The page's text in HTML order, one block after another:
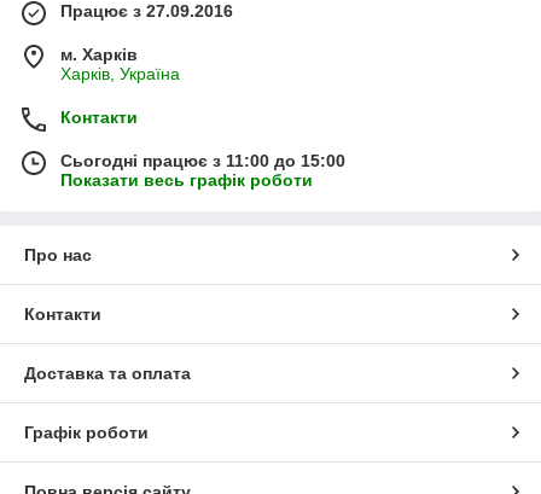
Працює з 27.09.2016
м. Харків
Харків, Україна
Контакти
Сьогодні працює з 11:00 до 15:00
Показати весь графік роботи
Про нас
Контакти
Доставка та оплата
Графік роботи